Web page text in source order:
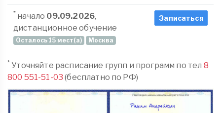
* начало 09.09.2026,
дистанционное обучение
Осталось 15 мест(а) Москва
Записаться
* Уточняйте расписание групп и программ по тел 8
800 551-51-03 (бесплатно по РФ)